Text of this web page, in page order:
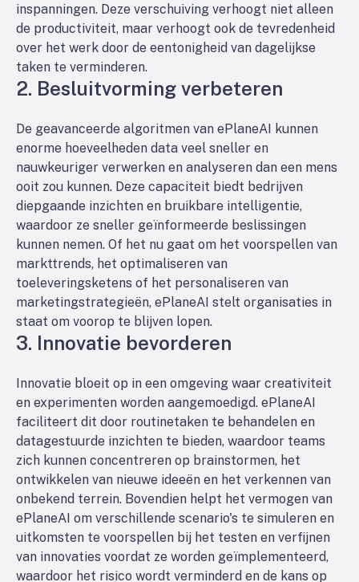
inspanningen. Deze verschuiving verhoogt niet alleen
de productiviteit, maar verhoogt ook de tevredenheid
over het werk door de eentonigheid van dagelijkse
taken te verminderen.
2. Besluitvorming verbeteren
De geavanceerde algoritmen van ePlaneAI kunnen
enorme hoeveelheden data veel sneller en
nauwkeuriger verwerken en analyseren dan een mens
ooit zou kunnen. Deze capaciteit biedt bedrijven
diepgaande inzichten en bruikbare intelligentie,
waardoor ze sneller geïnformeerde beslissingen
kunnen nemen. Of het nu gaat om het voorspellen van
markttrends, het optimaliseren van
toeleveringsketens of het personaliseren van
marketingstrategieën, ePlaneAI stelt organisaties in
staat om voorop te blijven lopen.
3. Innovatie bevorderen
Innovatie bloeit op in een omgeving waar creativiteit
en experimenten worden aangemoedigd. ePlaneAI
faciliteert dit door routinetaken te behandelen en
datagestuurde inzichten te bieden, waardoor teams
zich kunnen concentreren op brainstormen, het
ontwikkelen van nieuwe ideeën en het verkennen van
onbekend terrein. Bovendien helpt het vermogen van
ePlaneAI om verschillende scenario's te simuleren en
uitkomsten te voorspellen bij het testen en verfijnen
van innovaties voordat ze worden geïmplementeerd,
waardoor het risico wordt verminderd en de kans op